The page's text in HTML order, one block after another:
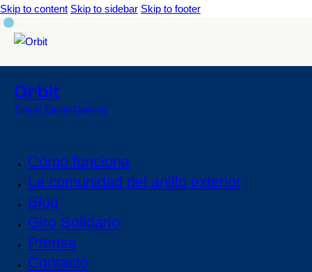
Skip to content Skip to sidebar Skip to footer
Orbit
Simply Easier Opening
Cómo funciona
La comunidad del anillo exterior
Blog
Giro Solidario
Prensa
Contacto